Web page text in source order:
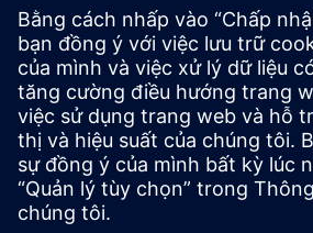
mềm ô tô
Chúng tôi đang cung cấp dịch vụ thử
trong lĩnh vực phần mềm tại các OEM
một thập kỷ. Chúng tôi liên tục tăng
trong quy trình kiểm tra của mình -
khả năng tái tạo và độ bền.